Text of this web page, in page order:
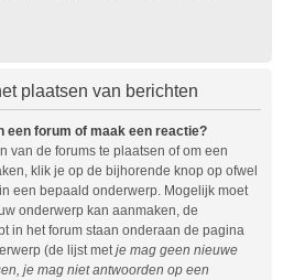
plaatsen van berichten
een forum of maak een reactie?
van de forums te plaatsen of om een
klik je op de bijhorende knop op ofwel
een bepaald onderwerp. Mogelijk moet
onderwerp kan aanmaken, de
in het forum staan onderaan de pagina
(de lijst metje mag geen nieuwe
je mag niet antwoorden op een